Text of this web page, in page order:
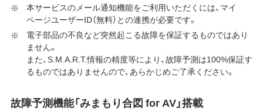
本サービスのメール通知機能をご利用いただくには、マイ
ページユーザーID（無料）との連携が必要です。
電子部品の不良など突然起こる故障を保証するものではあり
ません。
また、S.M.A.R.T.情報の精度等により、故障予測は100%保証す
るものではありませんので、あらかじめご了承ください。
故障予測機能「みまもり合図 for AV」搭載